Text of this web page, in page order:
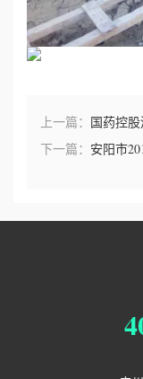
上一篇： 国药控
下一篇： 安阳市